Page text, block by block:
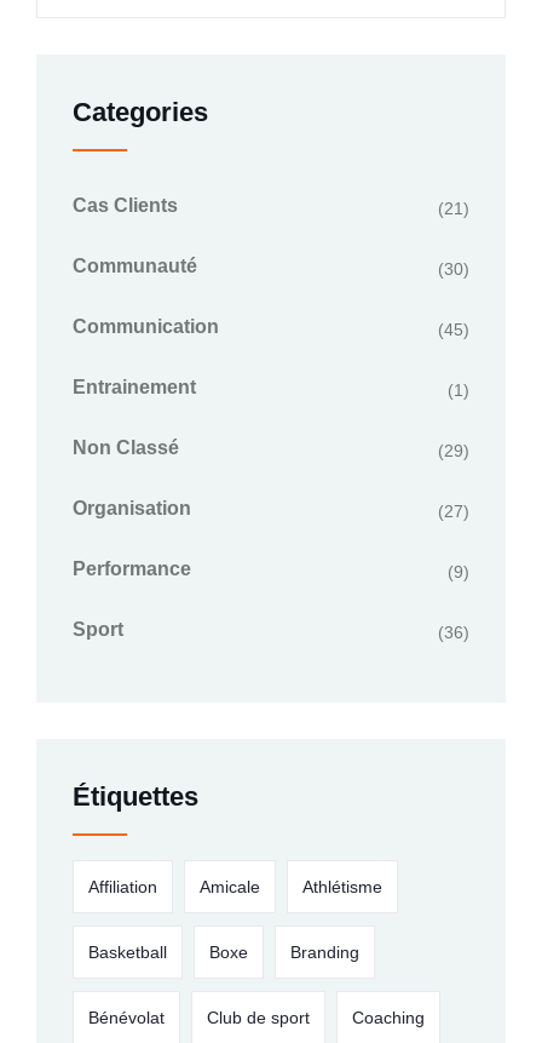
Categories
Cas Clients (21)
Communauté (30)
Communication (45)
Entrainement (1)
Non Classé (29)
Organisation (27)
Performance (9)
Sport (36)
Étiquettes
Affiliation Amicale Athlétisme
Basketball Boxe Branding
Bénévolat Club de sport Coaching